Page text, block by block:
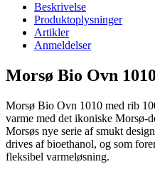
Beskrivelse
Produktoplysninger
Artikler
Anmeldelser
Morsø Bio Ovn
Morsø Bio Ovn 1010 med rib
varme med det ikoniske Morsø-
Morsøs nye serie af smukt
drives af bioethanol, og som
fleksibel varmeløsning.